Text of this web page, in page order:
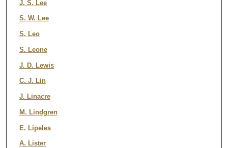
J. S. Lee
S. W. Lee
S. Leo
S. Leone
J. D. Lewis
C. J. Lin
J. Linacre
M. Lindgren
E. Lipeles
A. Lister